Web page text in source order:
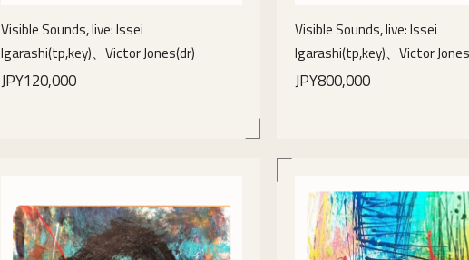
Visible Sounds, live: Issei
Igarashi(tp,key)、Victor Jones(dr)
JPY120,000
Visible Sounds, live: Issei
Igarashi(tp,key)、Victor
JPY800,000